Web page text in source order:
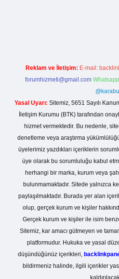
Reklam ve İletişim: E-mail:
forumhizmeti@gmail.com
@karabul
Yasal Uyarı: Sitemiz, 5651 Sayılı
İletişim Kurumu (BTK) tarafından
hizmet vermektedir. Bu nedenle,
denetleme veya araştırma
üyelerimiz yazdıkları içeriklerin
üye olarak bu sorumluluğu kabul
herhangi bir marka, kurum veya
bulunmamaktadır. Sitede yalnızca
paylaşılmaktadır. Burada yer alan
olup, gerçek kurum ve kişiler
Gerçek kurum ve kişiler ile isim
Sitemiz, kar amacı gütmeyen ve
platformudur. Hukuka ve yasal
düşündüğünüz içerikleri,
bildirmeniz halinde, ilgili içerikler